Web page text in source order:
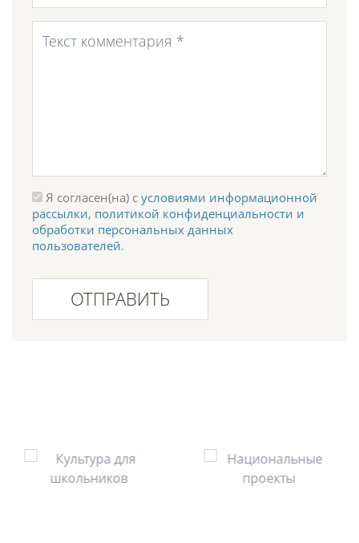
Я согласен(на) с условиями информационной
рассылки, политикой конфиденциальности и
обработки персональных данных
пользователей.
ОТПРАВИТЬ